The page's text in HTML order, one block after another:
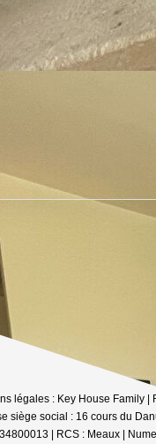
légales : Key House Family |
siège social : 16 cours du
| RCS : Meaux |